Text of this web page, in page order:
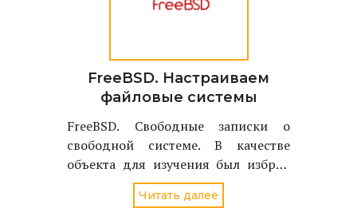
FreeBSD. Настраиваем
файловые системы
FreeBSD. Свободные записки о
свободной системе. В качестве
объекта для изучения был избран
однодисковый вариант FreeBSD
стабильной версии - 4.2
Читать далее